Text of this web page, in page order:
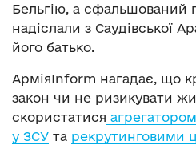
Бельгію, а сфальшований
надіслали з Саудівської
його батько.
АрміяInform нагадає, що
закон чи не ризикувати
скористатися
у ЗСУ та рекрутинговими